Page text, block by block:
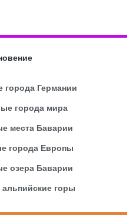
Германии
города мира
места Баварии
города Европы
озера Баварии
горы